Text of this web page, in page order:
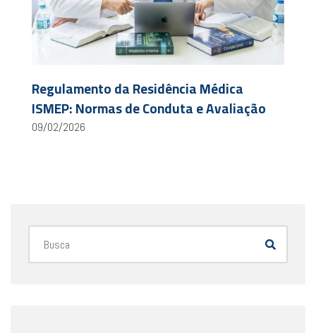
Regulamento da Residência Médica
ISMEP: Normas de Conduta e Avaliação
09/02/2026